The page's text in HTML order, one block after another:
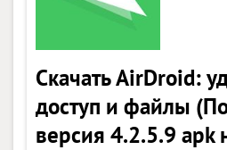
Скачать AirDroid:
доступ и файлы
версия 4.2.5.9 apk